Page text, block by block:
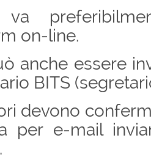
on-line.
anche essere
BITS (
devono
per e-mail